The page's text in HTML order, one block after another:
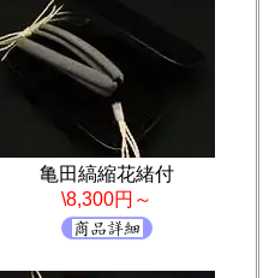
亀田縞縮花緒付
\8,300円～